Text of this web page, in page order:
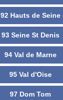
92 Hauts de Seine
93 Seine St Denis
94 Val de Marne
95 Val d'Oise
97 Dom Tom